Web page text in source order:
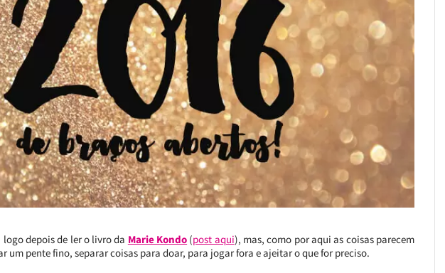
depois de ler o livro da Marie Kondo (post aqui), mas, como por aqui as coisas parecem
um pente fino, separar coisas para doar, para jogar fora e ajeitar o que for preciso.